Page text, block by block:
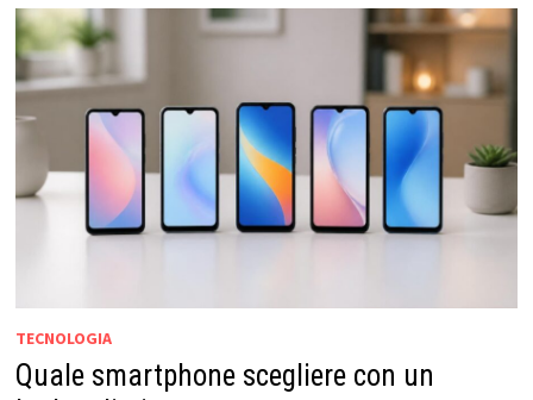
TECNOLOGIA
Quale smartphone scegliere con un